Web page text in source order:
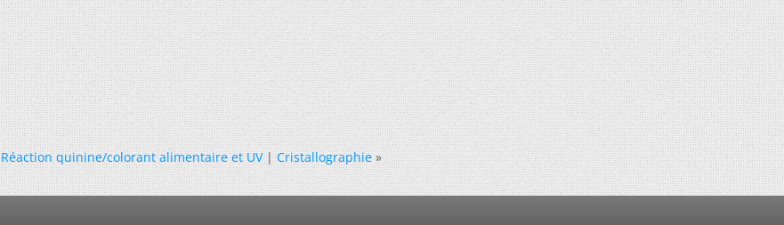
Réaction quinine/colorant alimentaire et UV|Cristallographie »